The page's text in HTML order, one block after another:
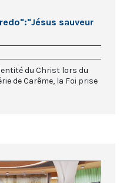
sauveur
du Christ lors du
de Carême, la Foi prise